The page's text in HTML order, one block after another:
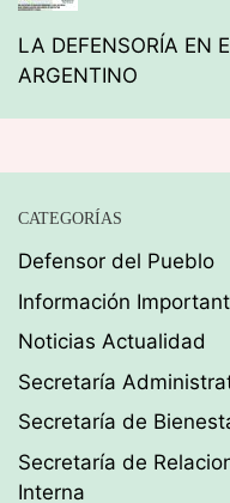
LA DEFENSORÍA EN
ARGENTINO
CATEGORÍAS
Defensor del Pueblo
Información
Noticias Actualidad
Secretaría
Secretaría de
Secretaría de
Interna